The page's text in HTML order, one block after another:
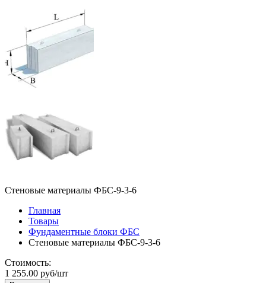
Стеновые материалы ФБС-9-3-6
Главная
Товары
Фундаментные блоки ФБС
Стеновые материалы ФБС-9-3-6
Стоимость:
1 255.00 руб/шт